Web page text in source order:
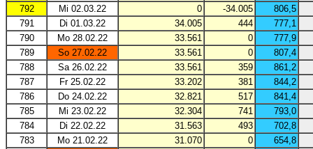
792
Mi 02.03.22 0 -34.005
806,5
791
Di 01.03.22 34.005 444
777,1
790
Mo 28.02.22 33.561 0
777,9
789
So 27.02.22 33.561 0
807,4
788
Sa 26.02.22 33.561 359
861,2
787
Fr 25.02.22 33.202 381
844,2
786
Do 24.02.22 32.821 517
841,4
785
Mi 23.02.22 32.304 741
793,0
784
Di 22.02.22 31.563 493
702,8
783
Mo 21.02.22 31.070 0
654,8